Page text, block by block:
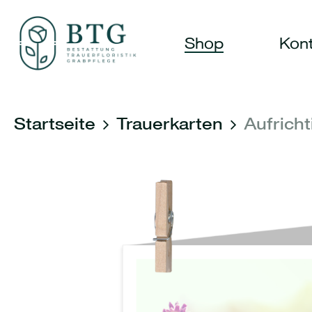
main
content
Shop
Startseite Trauerkarten